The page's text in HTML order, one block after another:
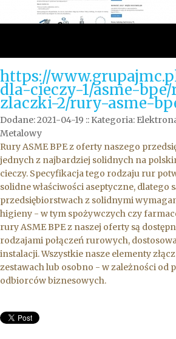
https://
dla-cieczy-1/asme-
zlaczki-2/rury-asme-
Dodane: 2021-04-19 :: Kategoria:
Metalowy
Rury ASME BPE z oferty naszego
jednych z najbardziej solidnych na
cieczy. Specyfikacja tego rodzaju rur
solidne właściwości aseptyczne, dlatego
przedsiębiorstwach z solidnymi
higieny - w tym spożywczych czy
rury ASME BPE z naszej oferty są
rodzajami połączeń rurowych,
instalacji. Wszystkie nasze elementy
zestawach lub osobno - w zależności od
odbiorców biznesowych.